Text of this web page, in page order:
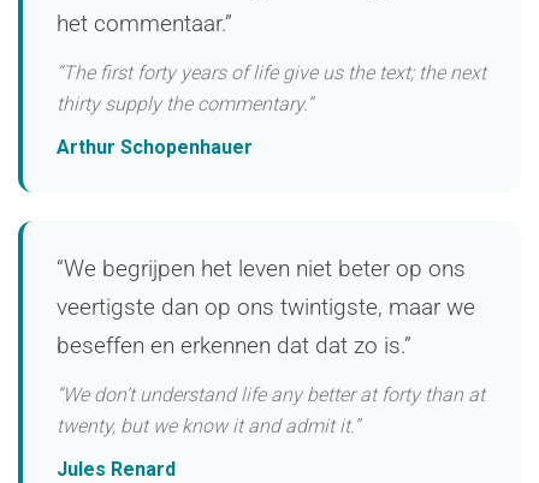
het commentaar.”
“The first forty years of life give us the text; the next
thirty supply the commentary.”
Arthur Schopenhauer
“We begrijpen het leven niet beter op ons
veertigste dan op ons twintigste, maar we
beseffen en erkennen dat dat zo is.”
“We don’t understand life any better at forty than at
twenty, but we know it and admit it.”
Jules Renard